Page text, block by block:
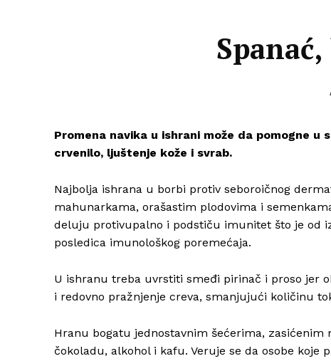
Promena navika u ishrani može da pomogne
crvenilo, ljuštenje kože i svrab.
Najbolja ishrana u borbi protiv seboroičnog
mahunarkama, orašastim plodovima i
deluju protivupalno i podstiču imunitet što je od
posledica imunološkog poremećaja.
U ishranu treba uvrstiti smeđi pirinač i proso jer
i redovno pražnjenje creva, smanjujući količinu
Hranu bogatu jednostavnim šećerima,
čokoladu, alkohol i kafu. Veruje se da osobe